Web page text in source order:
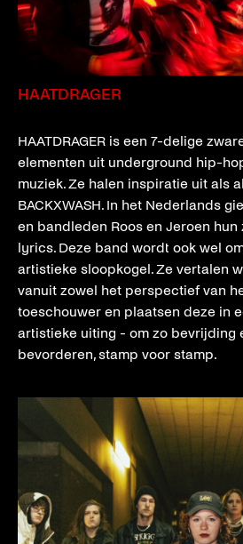
HAATDRAGER
HAATDRAGER is een 7-delige
elementen uit underground hip-
muziek. Ze halen inspiratie uit als
BACKXWASH. In het Nederlands
en bandleden Roos en Jeroen hun
lyrics. Deze band wordt ook wel
artistieke sloopkogel. Ze vertalen
vanuit zowel het perspectief van
toeschouwer en plaatsen deze in
artistieke uiting - om zo bevrijding
bevorderen, stamp voor stamp.